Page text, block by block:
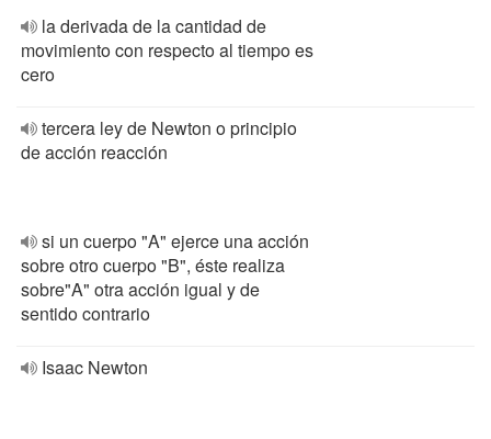
la derivada de la cantidad de
movimiento con respecto al tiempo es
cero
tercera ley de Newton o principio
de acción reacción
si un cuerpo "A" ejerce una acción
sobre otro cuerpo "B", éste realiza
sobre"A" otra acción igual y de
sentido contrario
Isaac Newton